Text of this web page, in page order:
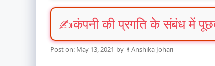
कंपनी की प्रगति के संबंध में
May 13, 2021 by 👩Anshika Johari